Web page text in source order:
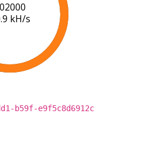
kH/s
b59f-e9f5c8d6912c